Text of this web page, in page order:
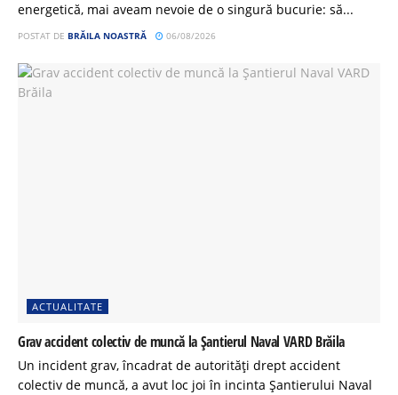
energetică, mai aveam nevoie de o singură bucurie: să...
POSTAT DE BRĂILA NOASTRĂ 06/08/2026
ACTUALITATE
Grav accident colectiv de muncă la Șantierul Naval VARD Brăila
Un incident grav, încadrat de autorități drept accident
colectiv de muncă, a avut loc joi în incinta Șantierului Naval